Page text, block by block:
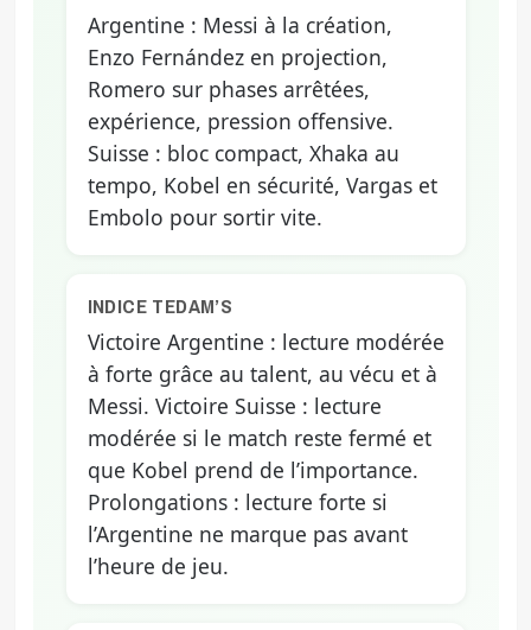
Argentine : Messi à la création,
Enzo Fernández en projection,
Romero sur phases arrêtées,
expérience, pression offensive.
Suisse : bloc compact, Xhaka au
tempo, Kobel en sécurité, Vargas et
Embolo pour sortir vite.
INDICE TEDAM’S
Victoire Argentine : lecture modérée
à forte grâce au talent, au vécu et à
Messi. Victoire Suisse : lecture
modérée si le match reste fermé et
que Kobel prend de l’importance.
Prolongations : lecture forte si
l’Argentine ne marque pas avant
l’heure de jeu.